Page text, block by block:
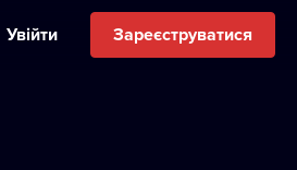
Увійти Зареєструватися